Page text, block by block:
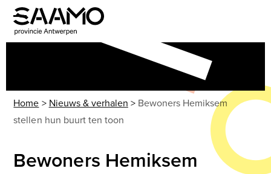
Skip
content
Open
mobile
Close
mobile
Home > Nieuws & verhalen > Bewoners Hemiksem
stellen hun buurt ten toon
Bewoners Hemiksem